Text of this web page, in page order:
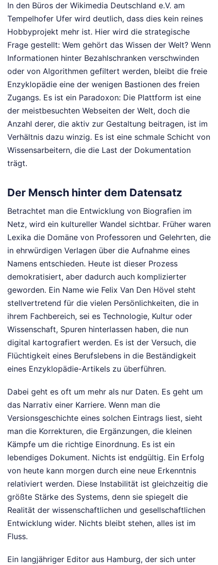
In den Büros der Wikimedia Deutschland e.V. am
Tempelhofer Ufer wird deutlich, dass dies kein reines
Hobbyprojekt mehr ist. Hier wird die strategische
Frage gestellt: Wem gehört das Wissen der Welt? Wenn
Informationen hinter Bezahlschranken verschwinden
oder von Algorithmen gefiltert werden, bleibt die freie
Enzyklopädie eine der wenigen Bastionen des freien
Zugangs. Es ist ein Paradoxon: Die Plattform ist eine
der meistbesuchten Webseiten der Welt, doch die
Anzahl derer, die aktiv zur Gestaltung beitragen, ist im
Verhältnis dazu winzig. Es ist eine schmale Schicht von
Wissensarbeitern, die die Last der Dokumentation
trägt.
Der Mensch hinter dem Datensatz
Betrachtet man die Entwicklung von Biografien im
Netz, wird ein kultureller Wandel sichtbar. Früher waren
Lexika die Domäne von Professoren und Gelehrten, die
in ehrwürdigen Verlagen über die Aufnahme eines
Namens entschieden. Heute ist dieser Prozess
demokratisiert, aber dadurch auch komplizierter
geworden. Ein Name wie Felix Van Den Hövel steht
stellvertretend für die vielen Persönlichkeiten, die in
ihrem Fachbereich, sei es Technologie, Kultur oder
Wissenschaft, Spuren hinterlassen haben, die nun
digital kartografiert werden. Es ist der Versuch, die
Flüchtigkeit eines Berufslebens in die Beständigkeit
eines Enzyklopädie-Artikels zu überführen.
Dabei geht es oft um mehr als nur Daten. Es geht um
das Narrativ einer Karriere. Wenn man die
Versionsgeschichte eines solchen Eintrags liest, sieht
man die Korrekturen, die Ergänzungen, die kleinen
Kämpfe um die richtige Einordnung. Es ist ein
lebendiges Dokument. Nichts ist endgültig. Ein Erfolg
von heute kann morgen durch eine neue Erkenntnis
relativiert werden. Diese Instabilität ist gleichzeitig die
größte Stärke des Systems, denn sie spiegelt die
Realität der wissenschaftlichen und gesellschaftlichen
Entwicklung wider. Nichts bleibt stehen, alles ist im
Fluss.
Ein langjähriger Editor aus Hamburg, der sich unter